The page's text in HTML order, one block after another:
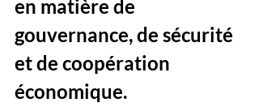
en matière de
gouvernance, de sécurité
et de coopération
économique.